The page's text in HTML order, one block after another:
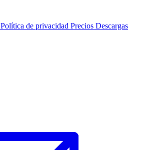
Política de privacidad Precios Descargas